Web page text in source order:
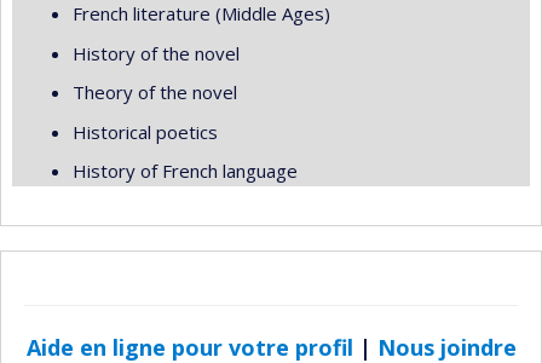
French literature (Middle Ages)
History of the novel
Theory of the novel
Historical poetics
History of French language
Aide en ligne pour votre profil | Nous joindre